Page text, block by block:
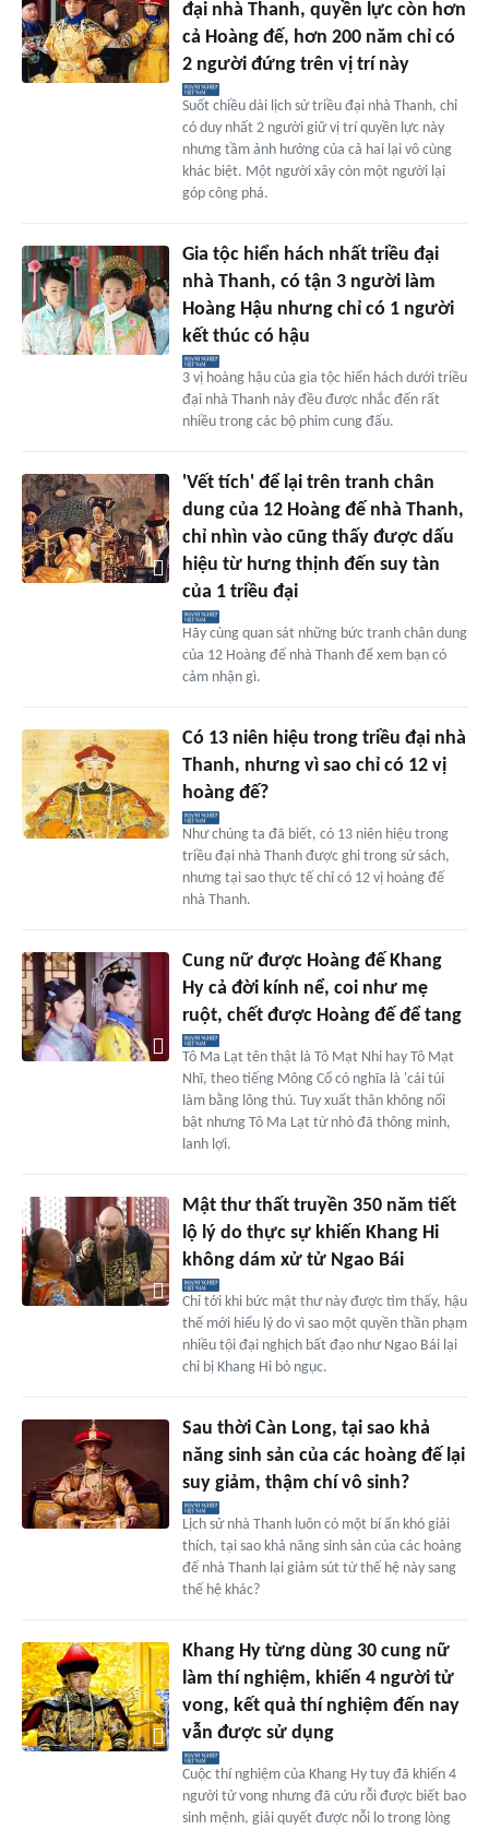
đại nhà Thanh, quyền lực còn hơn
cả Hoàng đế, hơn 200 năm chỉ có
2 người đứng trên vị trí này
Suốt chiều dài lịch sử triều đại nhà Thanh, chỉ
có duy nhất 2 người giữ vị trí quyền lực này
nhưng tầm ảnh hưởng của cả hai lại vô cùng
khác biệt. Một người xây còn một người lại
góp công phá.
Gia tộc hiển hách nhất triều đại
nhà Thanh, có tận 3 người làm
Hoàng Hậu nhưng chỉ có 1 người
kết thúc có hậu
3 vị hoàng hậu của gia tộc hiển hách dưới triều
đại nhà Thanh này đều được nhắc đến rất
nhiều trong các bộ phim cung đấu.
'Vết tích' để lại trên tranh chân
dung của 12 Hoàng đế nhà Thanh,
chỉ nhìn vào cũng thấy được dấu
hiệu từ hưng thịnh đến suy tàn
của 1 triều đại
Hãy cùng quan sát những bức tranh chân dung
của 12 Hoàng đế nhà Thanh để xem bạn có
cảm nhận gì.
Có 13 niên hiệu trong triều đại nhà
Thanh, nhưng vì sao chỉ có 12 vị
hoàng đế?
Như chúng ta đã biết, có 13 niên hiệu trong
triều đại nhà Thanh được ghi trong sử sách,
nhưng tại sao thực tế chỉ có 12 vị hoàng đế
nhà Thanh.
Cung nữ được Hoàng đế Khang
Hy cả đời kính nể, coi như mẹ
ruột, chết được Hoàng đế để tang
Tô Ma Lạt tên thật là Tô Mạt Nhi hay Tô Mạt
Nhĩ, theo tiếng Mông Cổ có nghĩa là 'cái túi
làm bằng lông thú. Tuy xuất thân không nổi
bật nhưng Tô Ma Lạt từ nhỏ đã thông minh,
lanh lợi.
Mật thư thất truyền 350 năm tiết
lộ lý do thực sự khiến Khang Hi
không dám xử tử Ngao Bái
Chỉ tới khi bức mật thư này được tìm thấy, hậu
thế mới hiểu lý do vì sao một quyền thần phạm
nhiều tội đại nghịch bất đạo như Ngao Bái lại
chỉ bị Khang Hi bỏ ngục.
Sau thời Càn Long, tại sao khả
năng sinh sản của các hoàng đế lại
suy giảm, thậm chí vô sinh?
Lịch sử nhà Thanh luôn có một bí ẩn khó giải
thích, tại sao khả năng sinh sản của các hoàng
đế nhà Thanh lại giảm sút từ thế hệ này sang
thế hệ khác?
Khang Hy từng dùng 30 cung nữ
làm thí nghiệm, khiến 4 người tử
vong, kết quả thí nghiệm đến nay
vẫn được sử dụng
Cuộc thí nghiệm của Khang Hy tuy đã khiến 4
người tử vong nhưng đã cứu rỗi được biết bao
sinh mệnh, giải quyết được nỗi lo trong lòng